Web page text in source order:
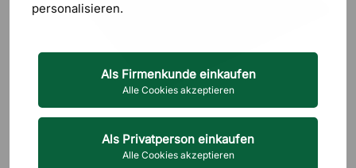
personalisieren.
Als Firmenkunde einkaufen
Alle Cookies akzeptieren
Als Privatperson einkaufen
Alle Cookies akzeptieren